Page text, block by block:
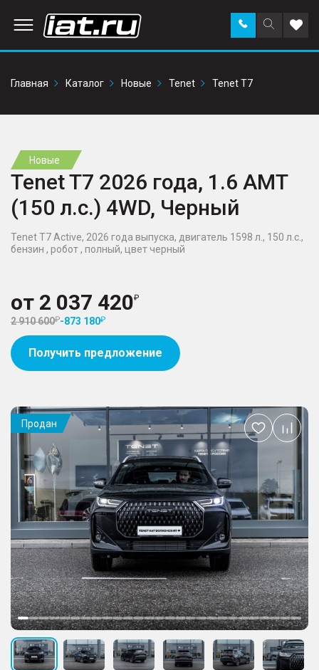
Поиск
по
Заказать
звонок в
Главная
Каталог Новые Tenet Tenet T7
Новые
Tenet T7 2026 года, 1.6 AMT
(150 л.с.) 4WD, Черный
Tenet T7 Active, 2026 года выпуска, двигатель 1598 л., 150 л.с.,
бензин , робот , полный, цвет черный
от 2 037 420
2 910 600 -873 180
Получить предложение
Продан
Добавить
в
избранное